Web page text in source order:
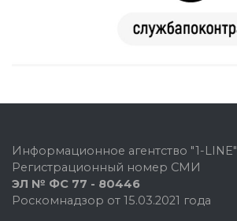
Информационное агентство "1-LINE"
Регистрационный номер СМИ
ЭЛ № ФС 77 - 80446
Роскомнадзор от 15.03.2021 года